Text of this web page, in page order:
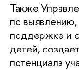
Также
по выявлению,
поддержке и
детей,
потенциала